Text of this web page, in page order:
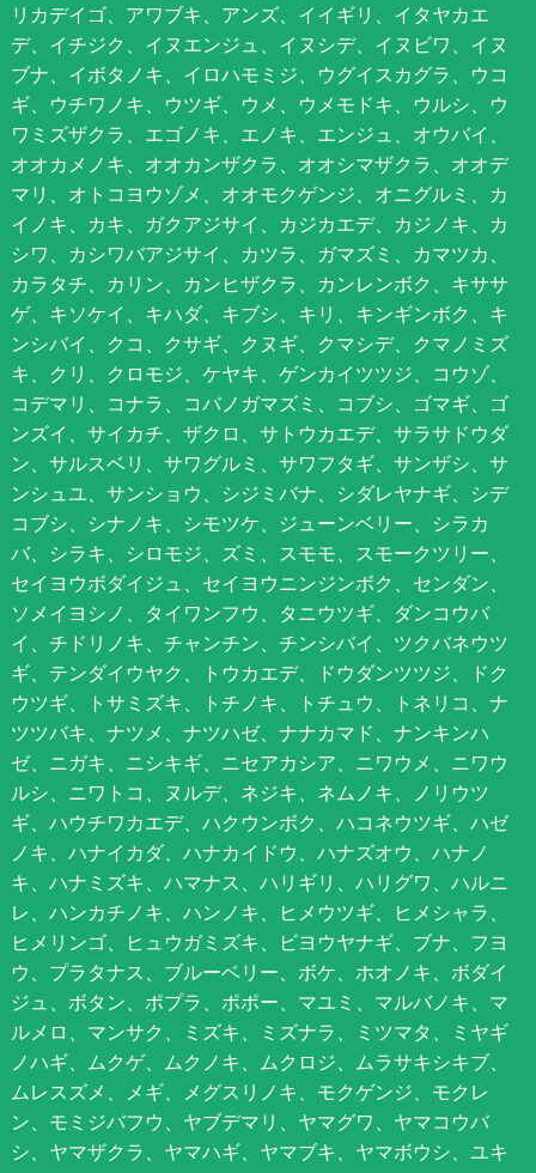
リカデイゴ、アワブキ、アンズ、イイギリ、イタヤカエ
デ、イチジク、イヌエンジュ、イヌシデ、イヌビワ、イヌ
ブナ、イボタノキ、イロハモミジ、ウグイスカグラ、ウコ
ギ、ウチワノキ、ウツギ、ウメ、ウメモドキ、ウルシ、ウ
ワミズザクラ、エゴノキ、エノキ、エンジュ、オウバイ、
オオカメノキ、オオカンザクラ、オオシマザクラ、オオデ
マリ、オトコヨウゾメ、オオモクゲンジ、オニグルミ、カ
イノキ、カキ、ガクアジサイ、カジカエデ、カジノキ、カ
シワ、カシワバアジサイ、カツラ、ガマズミ、カマツカ、
カラタチ、カリン、カンヒザクラ、カンレンボク、キササ
ゲ、キソケイ、キハダ、キブシ、キリ、キンギンボク、キ
ンシバイ、クコ、クサギ、クヌギ、クマシデ、クマノミズ
キ、クリ、クロモジ、ケヤキ、ゲンカイツツジ、コウゾ、
コデマリ、コナラ、コバノガマズミ、コブシ、ゴマギ、ゴ
ンズイ、サイカチ、ザクロ、サトウカエデ、サラサドウダ
ン、サルスベリ、サワグルミ、サワフタギ、サンザシ、サ
ンシュユ、サンショウ、シジミバナ、シダレヤナギ、シデ
コブシ、シナノキ、シモツケ、ジューンベリー、シラカ
バ、シラキ、シロモジ、ズミ、スモモ、スモークツリー、
セイヨウボダイジュ、セイヨウニンジンボク、センダン、
ソメイヨシノ、タイワンフウ、タニウツギ、ダンコウバ
イ、チドリノキ、チャンチン、チンシバイ、ツクバネウツ
ギ、テンダイウヤク、トウカエデ、ドウダンツツジ、ドク
ウツギ、トサミズキ、トチノキ、トチュウ、トネリコ、ナ
ツツバキ、ナツメ、ナツハゼ、ナナカマド、ナンキンハ
ゼ、ニガキ、ニシキギ、ニセアカシア、ニワウメ、ニワウ
ルシ、ニワトコ、ヌルデ、ネジキ、ネムノキ、ノリウツ
ギ、ハウチワカエデ、ハクウンボク、ハコネウツギ、ハゼ
ノキ、ハナイカダ、ハナカイドウ、ハナズオウ、ハナノ
キ、ハナミズキ、ハマナス、ハリギリ、ハリグワ、ハルニ
レ、ハンカチノキ、ハンノキ、ヒメウツギ、ヒメシャラ、
ヒメリンゴ、ヒュウガミズキ、ビヨウヤナギ、ブナ、フヨ
ウ、プラタナス、ブルーベリー、ボケ、ホオノキ、ボダイ
ジュ、ボタン、ポプラ、ポポー、マユミ、マルバノキ、マ
ルメロ、マンサク、ミズキ、ミズナラ、ミツマタ、ミヤギ
ノハギ、ムクゲ、ムクノキ、ムクロジ、ムラサキシキブ、
ムレスズメ、メギ、メグスリノキ、モクゲンジ、モクレ
ン、モミジバフウ、ヤブデマリ、ヤマグワ、ヤマコウバ
シ、ヤマザクラ、ヤマハギ、ヤマブキ、ヤマボウシ、ユキ